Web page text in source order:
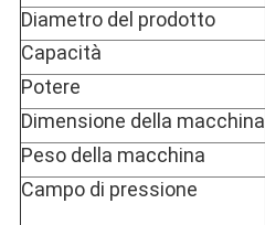
Diametro del prodotto
Capacità
Potere
Dimensione della macchina
Peso della macchina
Campo di pressione